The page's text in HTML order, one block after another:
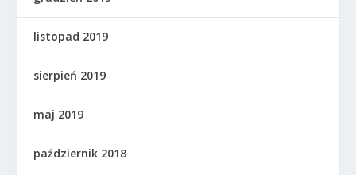
listopad 2019
sierpień 2019
maj 2019
październik 2018